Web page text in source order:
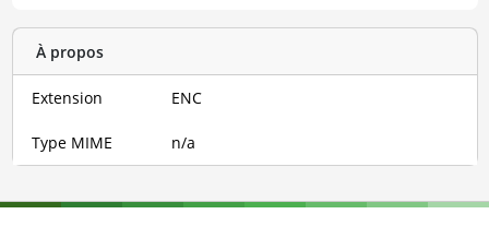
À propos
Extension ENC
Type MIME n/a